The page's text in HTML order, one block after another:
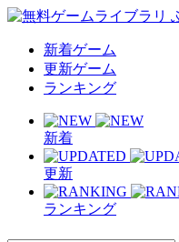
新着ゲーム
更新ゲーム
ランキング
新着
更新
ランキング